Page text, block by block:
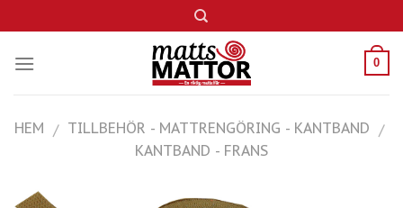
to
content
0
HEM / TILLBEHÖR - MATTRENGÖRING - KANTBAND /
KANTBAND - FRANS